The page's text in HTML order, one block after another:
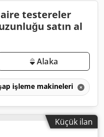
testereler
satın al
Alaka
işleme makineleri
Küçük ilan